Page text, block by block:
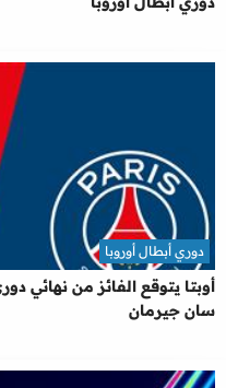
أوبتا يتوقع الفائز من نهائي
سان جيرمان
دوري أبطال أوروبا